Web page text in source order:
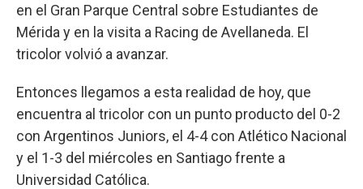
en el Gran Parque Central sobre Estudiantes de
Mérida y en la visita a Racing de Avellaneda. El
tricolor volvió a avanzar.
Entonces llegamos a esta realidad de hoy, que
encuentra al tricolor con un punto producto del 0-2
con Argentinos Juniors, el 4-4 con Atlético Nacional
y el 1-3 del miércoles en Santiago frente a
Universidad Católica.